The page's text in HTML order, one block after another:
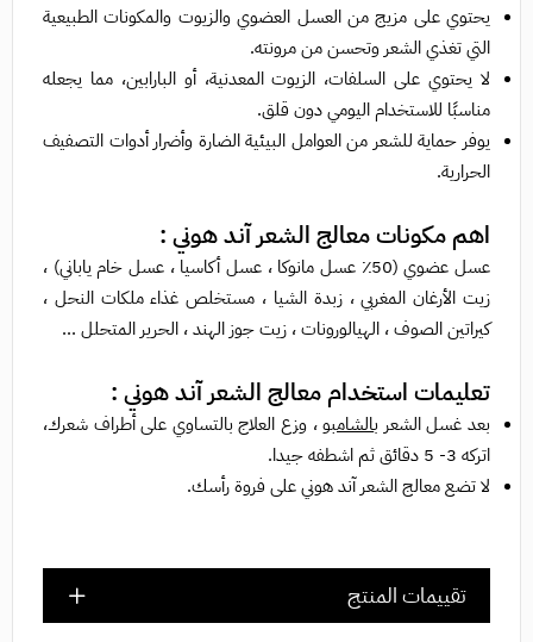
يحتوي على مزيج من العسل العضوي والزيوت والمكونات الطبيعية
التي تغذي الشعر وتحسن من مرونته.
لا يحتوي على السلفات، الزيوت المعدنية، أو البارابين، مما يجعله
مناسبًا للاستخدام اليومي دون قلق.
يوفر حماية للشعر من العوامل البيئية الضارة وأضرار أدوات التصفيف
الحرارية.
اهم مكونات معالج الشعر آند هوني :
عسل عضوي (50٪ عسل مانوكا ، عسل أكاسيا ، عسل خام ياباني) ،
زيت الأرغان المغربي ، زبدة الشيا ، مستخلص غذاء ملكات النحل ،
كيراتين الصوف ، الهيالورونات ، زيت جوز الهند ، الحرير المتحلل ...
تعليمات استخدام معالج الشعر آند هوني :
بعد غسل الشعر بالشامبو، وزع العلاج بالتساوي على أطراف شعرك،
اتركه 3- 5 دقائق ثم اشطفه جيدا.
لا تضع معالج الشعر آند هوني على فروة رأسك.
تقييمات المنتج